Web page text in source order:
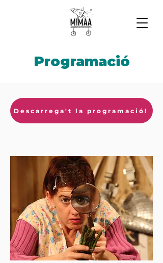
Programació
Descarrega't la programació!